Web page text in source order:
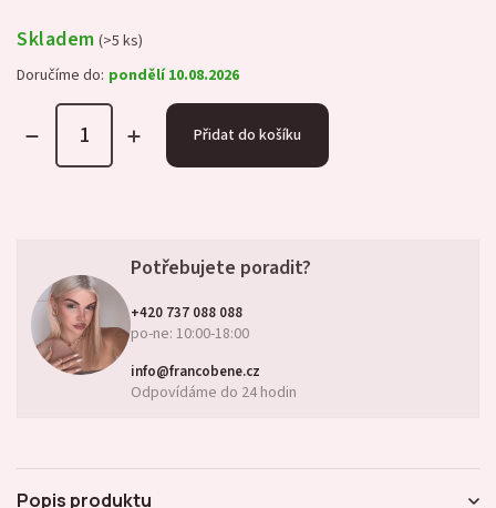
Skladem (>5 ks)
Doručíme do: pondělí 10.08.2026
Přidat do košíku
Potřebujete poradit?
+420 737 088 088
po-ne: 10:00-18:00
info@francobene.cz
Odpovídáme do 24 hodin
Popis produktu